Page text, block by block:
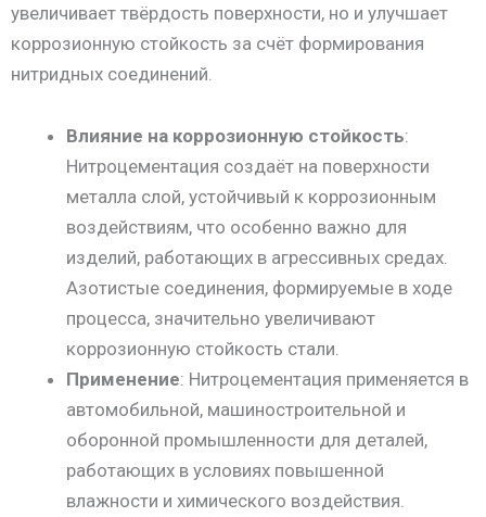
увеличивает твёрдость поверхности, но и улучшает
коррозионную стойкость за счёт формирования
нитридных соединений.
Влияние на коррозионную стойкость:
Нитроцементация создаёт на поверхности
металла слой, устойчивый к коррозионным
воздействиям, что особенно важно для
изделий, работающих в агрессивных средах.
Азотистые соединения, формируемые в ходе
процесса, значительно увеличивают
коррозионную стойкость стали.
Применение: Нитроцементация применяется в
автомобильной, машиностроительной и
оборонной промышленности для деталей,
работающих в условиях повышенной
влажности и химического воздействия.